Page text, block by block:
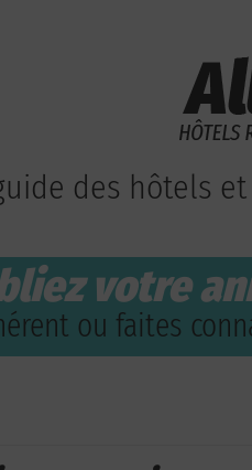
des hôtels
votre
ou faites